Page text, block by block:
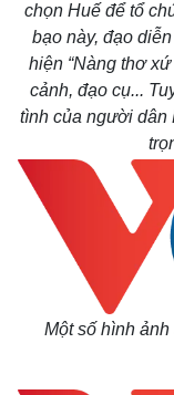
Kinh tế
Khởi nghiệp
chọn Huế để tổ
bạo này, đạo
hiện “Nàng thơ
cảnh, đạo cụ...
tình của người dân
Một số hình